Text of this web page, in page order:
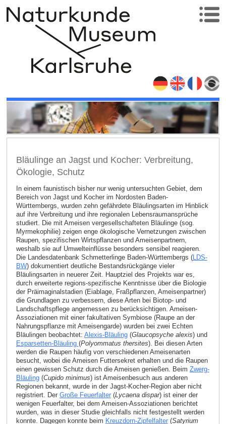
Bläulinge an Jagst und Kocher: Verbreitung,
Ökologie, Schutz
In einem faunistisch bisher nur wenig untersuchten Gebiet, dem
Bereich von Jagst und Kocher im Nordosten Baden-
Württembergs, wurden zehn gefährdete Bläulingsarten im Hinblick
auf ihre Verbreitung und ihre regionalen Lebensraumansprüche
studiert. Die mit Ameisen vergesellschafteten Bläulinge (sog.
Myrmekophilie) zeigen enge ökologische Vernetzungen zwischen
Raupen, spezifischen Wirtspflanzen und Ameisenpartnern,
weshalb sie auf Umwelteinflüsse besonders sensibel reagieren.
Die Landesdatenbank Schmetterlinge Baden-Württembergs (LDS-
BW) dokumentiert deutliche Bestandsrückgänge vieler
Bläulingsarten in neuerer Zeit. Hauptziel des Projekts war es,
durch erweiterte regions-spezifische Kenntnisse über die Biologie
der Präimaginalstadien (Eiablage, Fraßpflanzen, Ameisenpartner)
die Grundlagen zu verbessern, diese Arten bei Biotop- und
Landschaftspflege angemessen zu berücksichtigen. Ameisen-
Assoziationen mit einer fakultativen Symbiose (Raupe an der
Nahrungspflanze mit Ameisengarde) wurden bei zwei Echten
Bläulingen beobachtet: Alexis-Bläuling(Glaucopsyche alexis) und
Esparsetten-Bläuling (Polyommatus thersites). Bei diesen Arten
werden die Raupen häufig von verschiedenen Ameisenarten
besucht, wobei die Ameisen Futtersekret erhalten und die Raupen
einen gewissen Schutz durch die Ameisen genießen. Beim Zwerg-
Bläuling(Cupido minimus) ist Ameisenbesuch aus anderen
Regionen bekannt, wurde in der Jagst-Kocher-Region aber nicht
registriert. Der Große Feuerfalter(Lycaena dispar) ist einer der
wenigen Feuerfalter, bei dem Ameisen-Assoziationen berichtet
wurden, was in dieser Studie gleichfalls nicht festgestellt werden
konnte. Dagegen konnte beim Kreuzdorn-Zipfelfalter(Satyrium